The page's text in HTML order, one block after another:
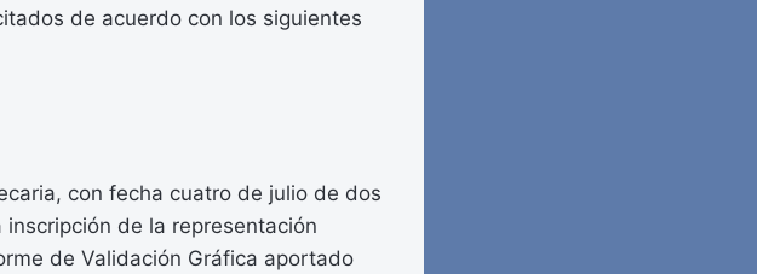
de acuerdo con los siguientes
con fecha cuatro de julio de dos
de la representación
de Validación Gráfica aportado